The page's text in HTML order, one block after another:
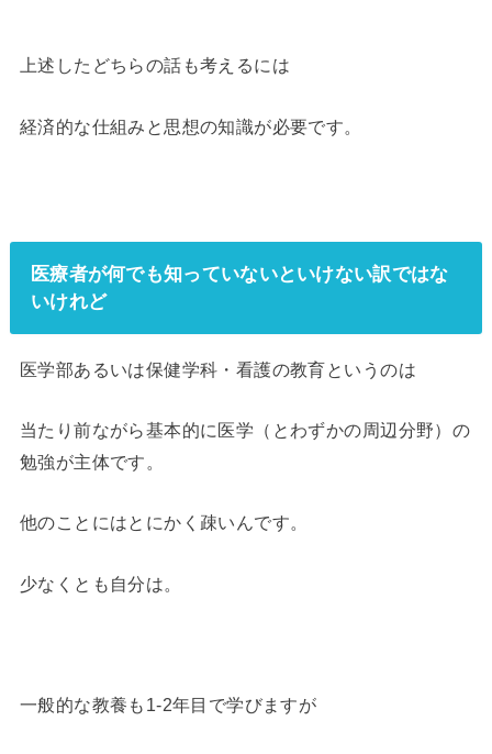
上述したどちらの話も考えるには
経済的な仕組みと思想の知識が必要です。
医療者が何でも知っていないといけない訳ではな
いけれど
医学部あるいは保健学科・看護の教育というのは
当たり前ながら基本的に医学（とわずかの周辺分野）の
勉強が主体です。
他のことにはとにかく疎いんです。
少なくとも自分は。
一般的な教養も1-2年目で学びますが